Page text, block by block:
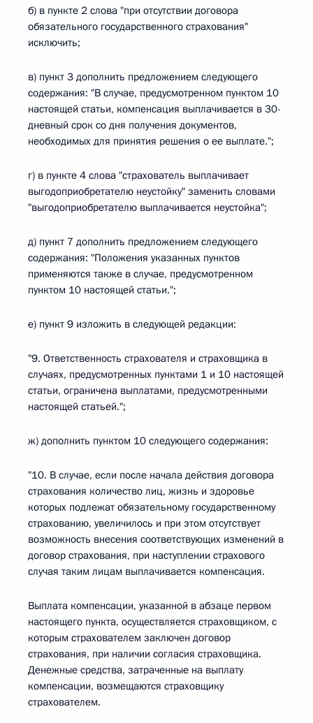
б) в пункте 2 слова "при отсутствии договора
обязательного государственного страхования"
исключить;
в) пункт 3 дополнить предложением следующего
содержания: "В случае, предусмотренном пунктом 10
настоящей статьи, компенсация выплачивается в 30-
дневный срок со дня получения документов,
необходимых для принятия решения о ее выплате.";
г) в пункте 4 слова "страхователь выплачивает
выгодоприобретателю неустойку" заменить словами
"выгодоприобретателю выплачивается неустойка";
д) пункт 7 дополнить предложением следующего
содержания: "Положения указанных пунктов
применяются также в случае, предусмотренном
пунктом 10 настоящей статьи.";
е) пункт 9 изложить в следующей редакции:
"9. Ответственность страхователя и страховщика в
случаях, предусмотренных пунктами 1 и 10 настоящей
статьи, ограничена выплатами, предусмотренными
настоящей статьей.";
ж) дополнить пунктом 10 следующего содержания:
"10. В случае, если после начала действия договора
страхования количество лиц, жизнь и здоровье
которых подлежат обязательному государственному
страхованию, увеличилось и при этом отсутствует
возможность внесения соответствующих изменений в
договор страхования, при наступлении страхового
случая таким лицам выплачивается компенсация.
Выплата компенсации, указанной в абзаце первом
настоящего пункта, осуществляется страховщиком, с
которым страхователем заключен договор
страхования, при наличии согласия страховщика.
Денежные средства, затраченные на выплату
компенсации, возмещаются страховщику
страхователем.